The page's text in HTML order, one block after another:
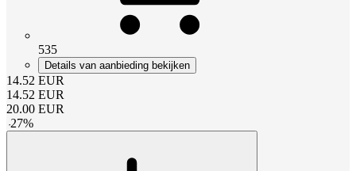
535
Details van aanbieding bekijken
14.52 EUR
14.52 EUR
20.00 EUR
-27%